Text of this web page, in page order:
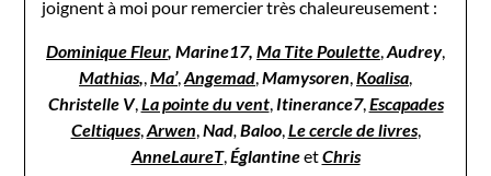
joignent à moi pour remercier très chaleureusement :
Dominique Fleur, Marine17, Ma Tite Poulette Audrey,
Mathias, Ma’, Angemad Mamysoren Koalisa
Christelle V, La pointe du vent, Itinerance7, Escapades
Celtiques, Arwen Nad, Baloo, Le cercle de livres,
AnneLaureT, ÉglantineetChris